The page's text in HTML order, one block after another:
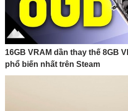
16GB VRAM dần thay thế 8GB
phổ biến nhất trên Steam